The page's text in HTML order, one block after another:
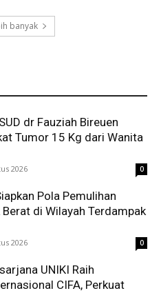
banyak
dr Fauziah Bireuen
Tumor 15 Kg dari Wanita
2026 0
Pola Pemulihan
Berat di Wilayah Terdampak
2026 0
UNIKI Raih
CIFA, Perkuat